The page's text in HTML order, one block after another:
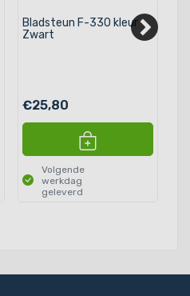
Bladsteun F-330 kleur
Zwart
€25,80
Volgende
werkdag
geleverd